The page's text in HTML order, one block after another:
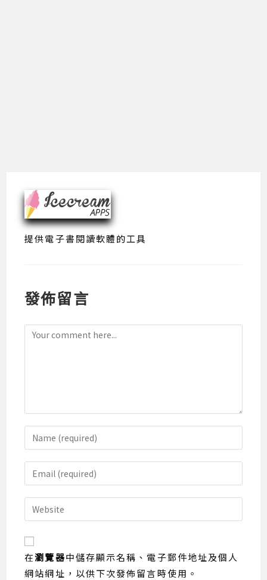
提供電子書閱讀軟體的工具
發佈留言
Comment
Enter
your
name
or
to
comment
Enter
your
email
address
comment
Enter
your
website
URL
(optional)
在瀏覽器中儲存顯示名稱、電子郵件地址及個人
網站網址，以供下次發佈留言時使用。